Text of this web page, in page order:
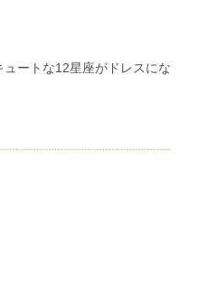
ートな12星座がドレスにな